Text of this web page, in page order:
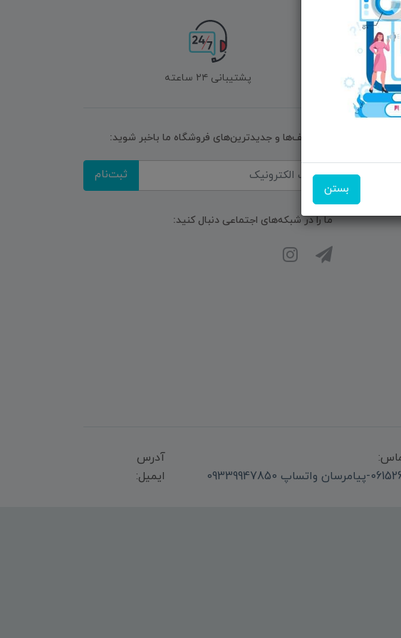
پشتیبانی ۲۴ ساعته
از تخفیف‌ها و جدیدترین‌های فروشگاه ما باخبر شوید:
ثبت‌نام
ما را در شبکه‌های اجتماعی دنبال کنید:
09339947850
آدرس
ایمیل:
بستن